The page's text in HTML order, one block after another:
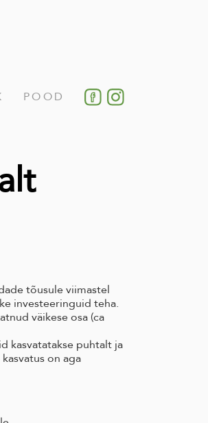
POOD
tõusule viimastel
investeeringuid teha.
väikese osa (ca
kasvatatakse puhtalt ja
on aga